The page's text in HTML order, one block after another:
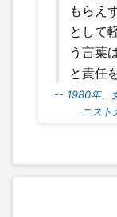
もらえ
として
う言葉
と責任
-- 1980年、
ニス